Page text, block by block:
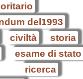
del1993
civiltà storia
esame di stato
ricerca